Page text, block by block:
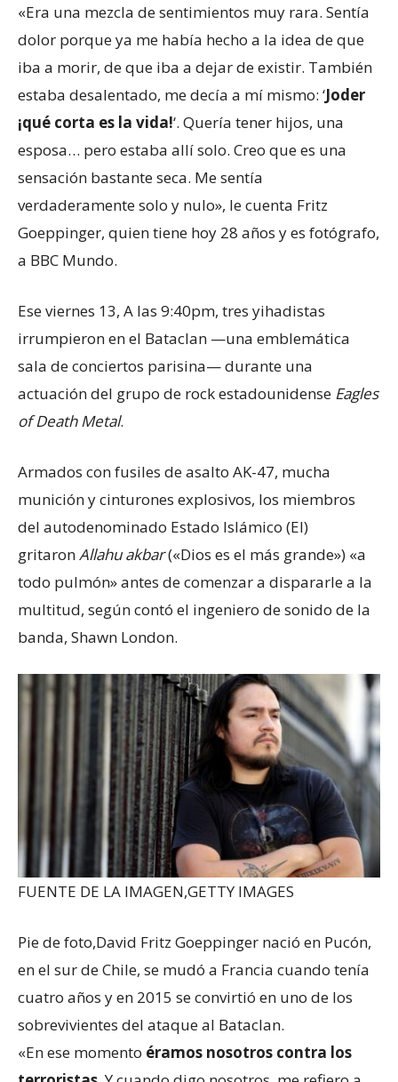
«Era una mezcla de sentimientos muy rara. Sentía
dolor porque ya me había hecho a la idea de que
iba a morir, de que iba a dejar de existir. También
estaba desalentado, me decía a mí mismo: ‘Joder
¡qué corta es la vida!‘. Quería tener hijos, una
esposa… pero estaba allí solo. Creo que es una
sensación bastante seca. Me sentía
verdaderamente solo y nulo», le cuenta Fritz
Goeppinger, quien tiene hoy 28 años y es fotógrafo,
a BBC Mundo.
Ese viernes 13, A las 9:40pm, tres yihadistas
irrumpieron en el Bataclan —una emblemática
sala de conciertos parisina— durante una
actuación del grupo de rock estadounidense Eagles
of Death Metal.
Armados con fusiles de asalto AK-47, mucha
munición y cinturones explosivos, los miembros
del autodenominado Estado Islámico (EI)
gritaronAllahu akbar(«Dios es el más grande») «a
todo pulmón» antes de comenzar a dispararle a la
multitud, según contó el ingeniero de sonido de la
banda, Shawn London.
FUENTE DE LA IMAGEN,GETTY IMAGES
Pie de foto,David Fritz Goeppinger nació en Pucón,
en el sur de Chile, se mudó a Francia cuando tenía
cuatro años y en 2015 se convirtió en uno de los
sobrevivientes del ataque al Bataclan.
«En ese momento éramos nosotros contra los